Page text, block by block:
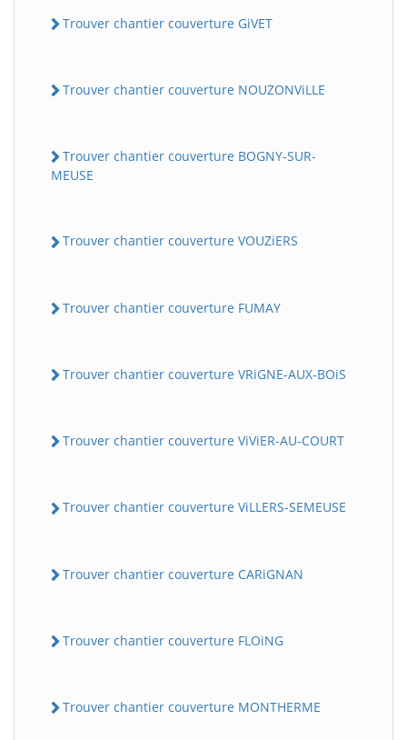
Trouver chantier couverture GiVET
Trouver chantier couverture NOUZONViLLE
Trouver chantier couverture BOGNY-SUR-
MEUSE
Trouver chantier couverture VOUZiERS
Trouver chantier couverture FUMAY
Trouver chantier couverture VRiGNE-AUX-BOiS
Trouver chantier couverture ViViER-AU-COURT
Trouver chantier couverture ViLLERS-SEMEUSE
Trouver chantier couverture CARiGNAN
Trouver chantier couverture FLOiNG
Trouver chantier couverture MONTHERME